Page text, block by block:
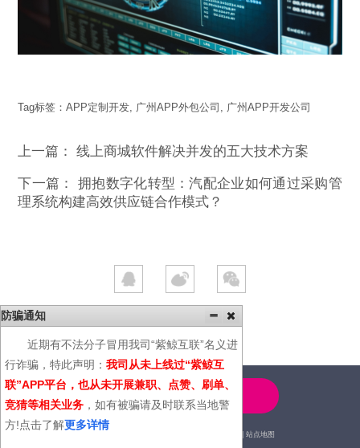
Tag标签：APP定制开发, 广州APP外包公司 , 广州APP开发公司
上一篇：线上商城软件解决并发的五大技术方案
下一篇： 拥抱数字化转型：汽配企业如何通过采购管
理系统构建高效供应链合作模式？
4000-600-366
站点地图
防骗通知
近期有不法分子冒用我司“紫鲸互联”名义进
行诈骗，特此声明： 我司从未上线过“紫鲸互
联”APP平台，也从未开展兼职、点赞、刷单、
竞猜等相关业务 ，如有被骗请及时联系当地警
方!点击了解更多详情